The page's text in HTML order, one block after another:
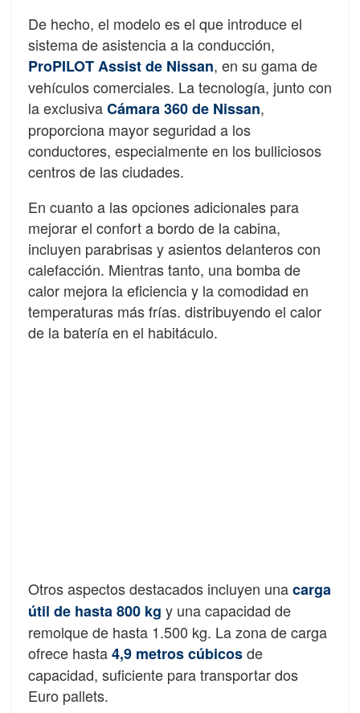
De hecho, el modelo es el que introduce el
sistema de asistencia a la conducción,
ProPILOT Assist de Nissan, en su gama de
vehículos comerciales. La tecnología, junto con
la exclusivaCámara 360 de Nissan,
proporciona mayor seguridad a los
conductores, especialmente en los bulliciosos
centros de las ciudades.
En cuanto a las opciones adicionales para
mejorar el confort a bordo de la cabina,
incluyen parabrisas y asientos delanteros con
calefacción. Mientras tanto, una bomba de
calor mejora la eficiencia y la comodidad en
temperaturas más frías. distribuyendo el calor
de la batería en el habitáculo.
Otros aspectos destacados incluyen unacarga
útil de hasta 800 kg y una capacidad de
remolque de hasta 1.500 kg. La zona de carga
ofrece hasta4,9 metros cúbicosde
capacidad, suficiente para transportar dos
Euro pallets.